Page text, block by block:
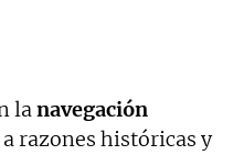
lanavegación
razones históricas y